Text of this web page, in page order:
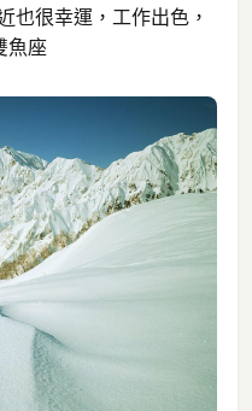
也很幸運，工作出色，
魚座